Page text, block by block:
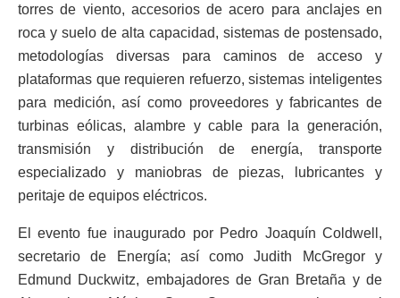
torres de viento, accesorios de acero para anclajes en
roca y suelo de alta capacidad, sistemas de postensado,
metodologías diversas para caminos de acceso y
plataformas que requieren refuerzo, sistemas inteligentes
para medición, así como proveedores y fabricantes de
turbinas eólicas, alambre y cable para la generación,
transmisión y distribución de energía, transporte
especializado y maniobras de piezas, lubricantes y
peritaje de equipos eléctricos.
El evento fue inaugurado por Pedro Joaquín Coldwell,
secretario de Energía; así como Judith McGregor y
Edmund Duckwitz, embajadores de Gran Bretaña y de